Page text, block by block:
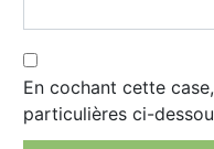
En cochant cette
particulières ci-